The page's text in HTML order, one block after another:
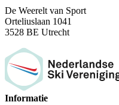
De Weerelt van Sport
Orteliuslaan 1041
3528 BE Utrecht
Informatie